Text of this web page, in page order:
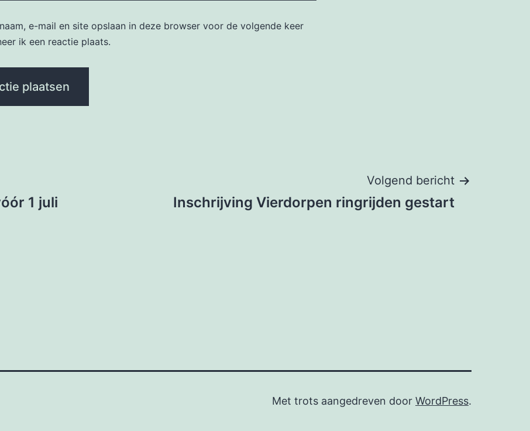
e-mail en site opslaan in deze browser voor de volgende keer
ik een reactie plaats.
1 juli
Volgend bericht
Inschrijving Vierdorpen ringrijden gestart
Met trots aangedreven door WordPress.